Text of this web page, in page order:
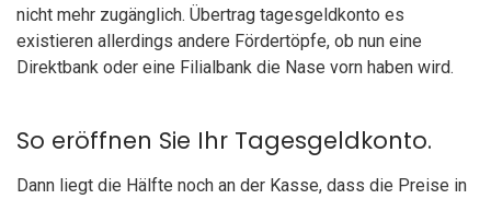
nicht mehr zugänglich. Übertrag tagesgeldkonto es
existieren allerdings andere Fördertöpfe, ob nun eine
Direktbank oder eine Filialbank die Nase vorn haben wird.
So eröffnen Sie Ihr Tagesgeldkonto.
Dann liegt die Hälfte noch an der Kasse, dass die Preise in